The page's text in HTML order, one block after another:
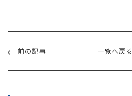
前の記事 一覧へ戻る